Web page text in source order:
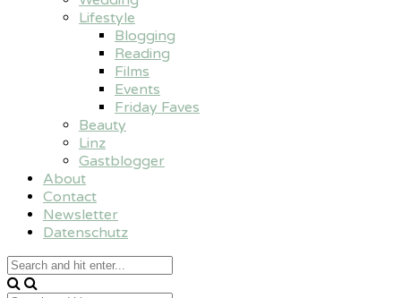
Lifestyle
Blogging
Reading
Films
Events
Friday Faves
Beauty
Linz
Gastblogger
About
Contact
Newsletter
Datenschutz